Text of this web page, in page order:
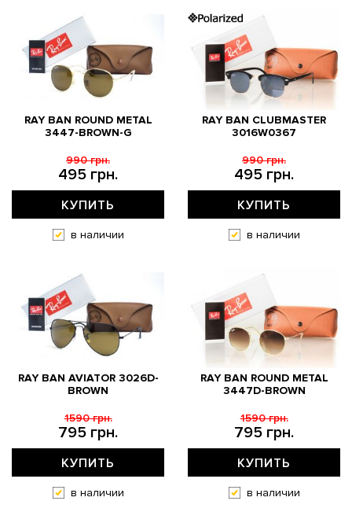
RAY BAN ROUND METAL
3447-BROWN-G
495 грн.
990 грн.
КУПИТЬ
в наличии
RAY BAN CLUBMASTER
3016W0367
495 грн.
990 грн.
КУПИТЬ
в наличии
RAY BAN AVIATOR 3026D-
BROWN
795 грн.
1590 грн.
КУПИТЬ
в наличии
RAY BAN ROUND METAL
3447D-BROWN
795 грн.
1590 грн.
КУПИТЬ
в наличии